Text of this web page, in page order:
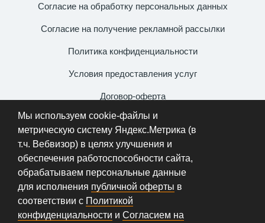
Мы используем cookie-файлы и
метрическую систему Яндекс.Метрика (в
т.ч. Вебвизор) в целях улучшения и
обеспечения работоспособности сайта,
обрабатываем персональные данные
для исполнения публичной оферты в
соответствии с Политикой
конфиденциальности и Согласием на
Согласие на обработку персональных данных
Согласие на получение рекламной рассылки
Политика конфиденциальности
Условия предоставления услуг
Договор-оферта
+7 (931) 106-54-99
info@metallportal.com
ИП «Миргородская Виктория Викторовна» | ИНН
781713587190 | ОГРНИП 321784700174514 от